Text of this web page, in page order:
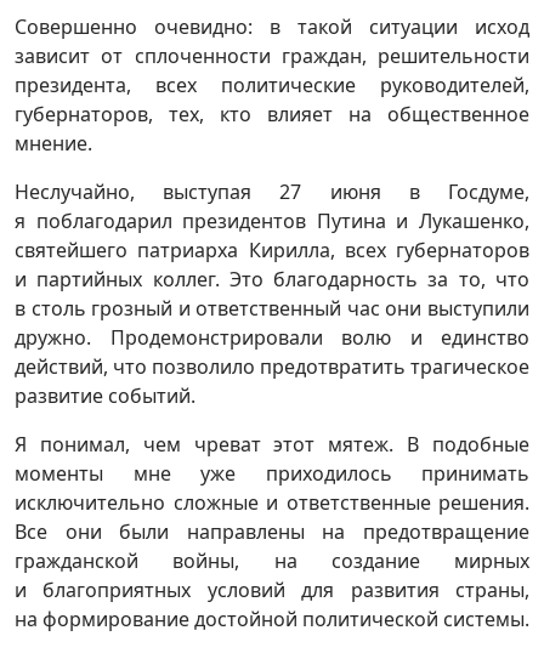
Совершенно очевидно: в такой ситуации исход
зависит от сплоченности граждан, решительности
президента, всех политические руководителей,
губернаторов, тех, кто влияет на общественное
мнение.
Неслучайно, выступая 27 июня в Госдуме,
я поблагодарил президентов Путина и Лукашенко,
святейшего патриарха Кирилла, всех губернаторов
и партийных коллег. Это благодарность за то, что
в столь грозный и ответственный час они выступили
дружно. Продемонстрировали волю и единство
действий, что позволило предотвратить трагическое
развитие событий.
Я понимал, чем чреват этот мятеж. В подобные
моменты мне уже приходилось принимать
исключительно сложные и ответственные решения.
Все они были направлены на предотвращение
гражданской войны, на создание мирных
и благоприятных условий для развития страны,
на формирование достойной политической системы.